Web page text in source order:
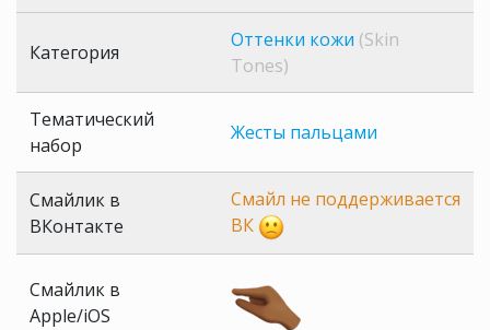
Категория
Оттенки кожи (Skin
Tones)
Тематический
набор
Жесты пальцами
Смайлик в
ВКонтакте
Смайл не поддерживается
ВК
Смайлик в
Apple/iOS